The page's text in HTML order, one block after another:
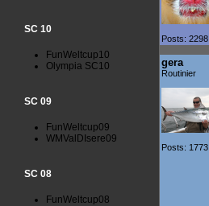
SC 10
FunWeltcup10
Olympia SC10
SC 09
FunWeltcup09
WMValDIsere09
SC 08
FunWeltcup08
Posts: 2298
gera
Routinier
Posts: 1773